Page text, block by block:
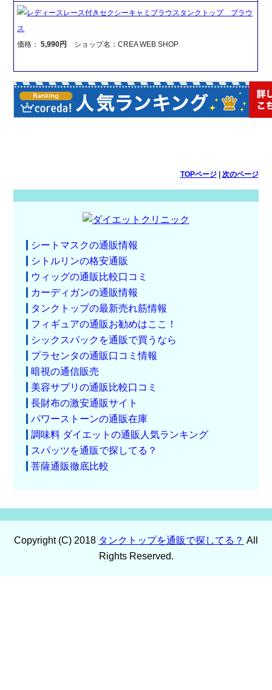
レディースレース付きセクシーキャミブラウスタンクトップ ブラウ
ス
価格：5,990円 ショップ名：CREA WEB SHOP
TOPページ| 次のページ
シートマスクの通販情報
シトルリンの格安通販
ウィッグの通販比較口コミ
カーディガンの通販情報
タンクトップの最新売れ筋情報
フィギュアの通販お勧めはここ！
シックスパックを通販で買うなら
プラセンタの通販口コミ情報
暗視の通信販売
美容サプリの通販比較口コミ
長財布の激安通販サイト
パワーストーンの通販在庫
調味料 ダイエットの通販人気ランキング
スパッツを通販で探してる？
菩薩通販徹底比較
Copyright (C) 2018 タンクトップを通販で探してる？ All
Rights Reserved.